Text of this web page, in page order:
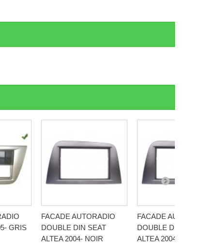
GRIS
FACADE AUTORADIO
DOUBLE DIN SEAT
ALTEA 2004- NOIR
FACADE AUTORADIO
DOUBLE DIN SEAT
ALTEA 2004- GRIS